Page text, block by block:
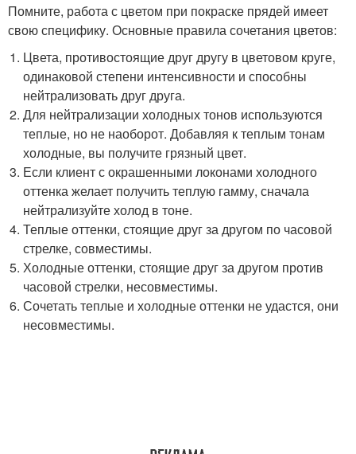
Помните, работа с цветом при покраске прядей имеет
свою специфику. Основные правила сочетания цветов:
Цвета, противостоящие друг другу в цветовом круге,
одинаковой степени интенсивности и способны
нейтрализовать друг друга.
Для нейтрализации холодных тонов используются
теплые, но не наоборот. Добавляя к теплым тонам
холодные, вы получите грязный цвет.
Если клиент с окрашенными локонами холодного
оттенка желает получить теплую гамму, сначала
нейтрализуйте холод в тоне.
Теплые оттенки, стоящие друг за другом по часовой
стрелке, совместимы.
Холодные оттенки, стоящие друг за другом против
часовой стрелки, несовместимы.
Сочетать теплые и холодные оттенки не удастся, они
несовместимы.